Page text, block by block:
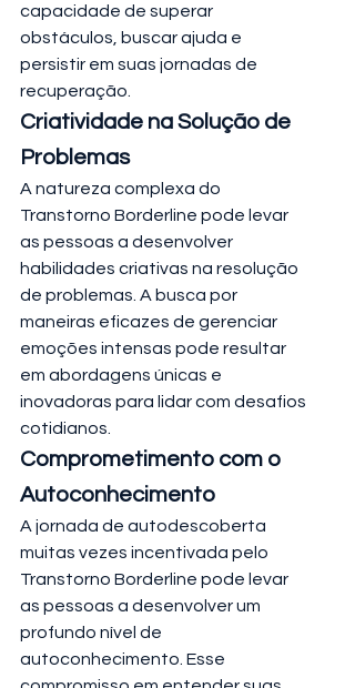
capacidade de superar
obstáculos, buscar ajuda e
persistir em suas jornadas de
recuperação.
Criatividade na Solução de
Problemas
A natureza complexa do
Transtorno Borderline pode levar
as pessoas a desenvolver
habilidades criativas na resolução
de problemas. A busca por
maneiras eficazes de gerenciar
emoções intensas pode resultar
em abordagens únicas e
inovadoras para lidar com desafios
cotidianos.
Comprometimento com o
Autoconhecimento
A jornada de autodescoberta
muitas vezes incentivada pelo
Transtorno Borderline pode levar
as pessoas a desenvolver um
profundo nível de
autoconhecimento. Esse